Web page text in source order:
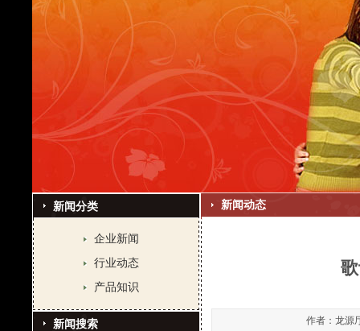
新闻搜索
新闻分类
企业新闻
行业动态
产品知识
新闻动态
作者：龙